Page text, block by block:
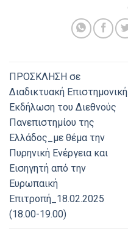
ΠΡΟΣΚΛΗΣΗ σε
Διαδικτυακή Επιστημονική
Εκδήλωση του Διεθνούς
Πανεπιστημίου της
Ελλάδος_με θέμα την
Πυρηνική Ενέργεια και
Εισηγητή από την
Ευρωπαική
Επιτροπή_18.02.2025
(18.00-19.00)